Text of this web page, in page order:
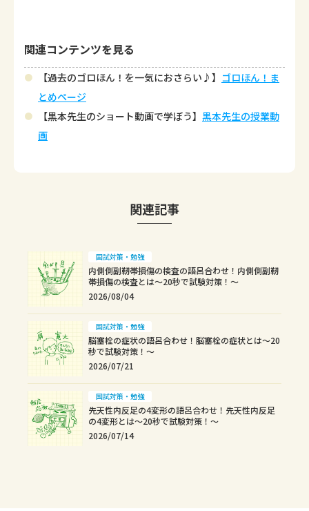
関連コンテンツを見る
【過去のゴロほん！を一気におさらい♪】 ゴロほん！ま
とめページ
【黒本先生のショート動画で学ぼう】 黒本先生の授業動
画
関連記事
国試対策・勉強
内側側副靭帯損傷の検査の語呂合わせ！内側側副靭
帯損傷の検査とは～20秒で試験対策！～
2026/08/04
国試対策・勉強
脳塞栓の症状の語呂合わせ！脳塞栓の症状とは～20
秒で試験対策！～
2026/07/21
国試対策・勉強
先天性内反足の4変形の語呂合わせ！先天性内反足
の4変形とは～20秒で試験対策！～
2026/07/14